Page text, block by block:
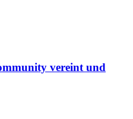
vereint und